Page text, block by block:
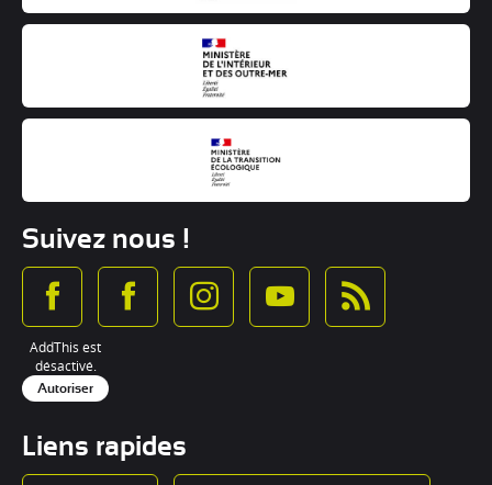
Suivez nous !
AddThis est
désactivé.
Autoriser
Liens rapides